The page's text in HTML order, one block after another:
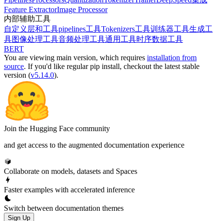
Feature ExtractorImage Processor
内部辅助工具
自定义层和工具pipelines工具Tokenizers工具训练器工具生成工
具图像处理工具音频处理工具通用工具时序数据工具
BERT
You are viewing main version, which requires installation from
source. If you'd like regular pip install, checkout the latest stable
version (v5.14.0).
Join the Hugging Face community
and get access to the augmented documentation experience
Collaborate on models, datasets and Spaces
Faster examples with accelerated inference
Switch between documentation themes
Sign Up